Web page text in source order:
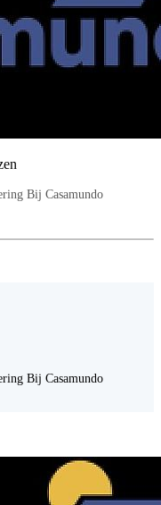
Bij Casamundo
Bij Casamundo